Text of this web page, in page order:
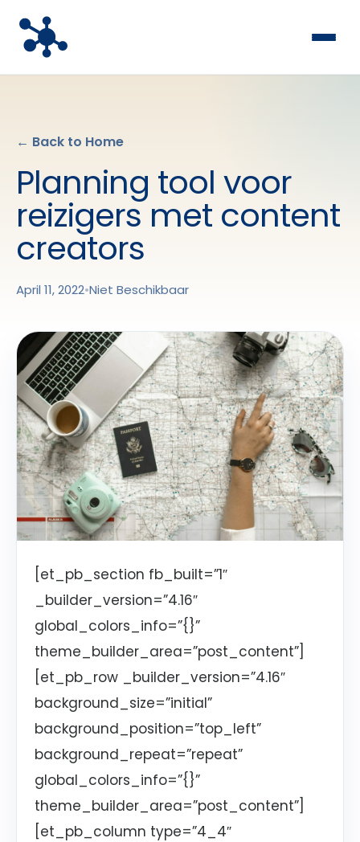
← Back to Home
Planning tool voor
reizigers met content
creators
April 11, 2022•Niet Beschikbaar
[et_pb_section fb_built=”1″
_builder_version=”4.16″
global_colors_info=”{}”
theme_builder_area=”post_content”]
[et_pb_row _builder_version=”4.16″
background_size=”initial”
background_position=”top_left”
background_repeat=”repeat”
global_colors_info=”{}”
theme_builder_area=”post_content”]
[et_pb_column type=”4_4″